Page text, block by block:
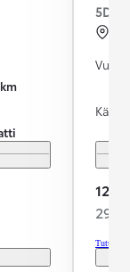
5D
12
Tutustu